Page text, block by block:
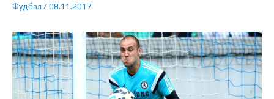
Фудбал /08.11.2017